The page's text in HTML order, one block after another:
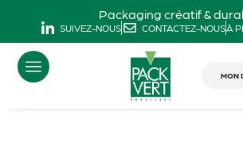
Packaging créatif &
SUIVEZ-NOUS CONTACTEZ-NOUSÀ
MON